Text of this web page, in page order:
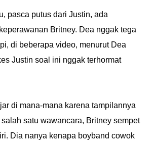
pasca putus dari Justin, ada
Britney. Dea nggak tega
di beberapa video, menurut Dea
Justin soal ini nggak terhormat
di mana-mana karena tampilannya
satu wawancara, Britney sempet
Dia nanya kenapa boyband cowok